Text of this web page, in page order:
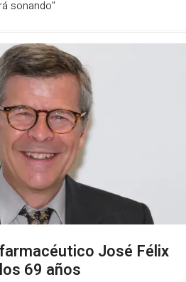
sonando"
José Félix
69 años